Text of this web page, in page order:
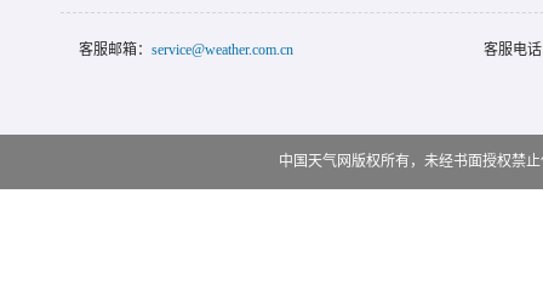
客服邮箱： service@weather.com.cn 客服电
中国天气网版权所有，未经书面授权